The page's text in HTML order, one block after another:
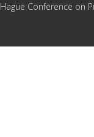
Hague Conference on